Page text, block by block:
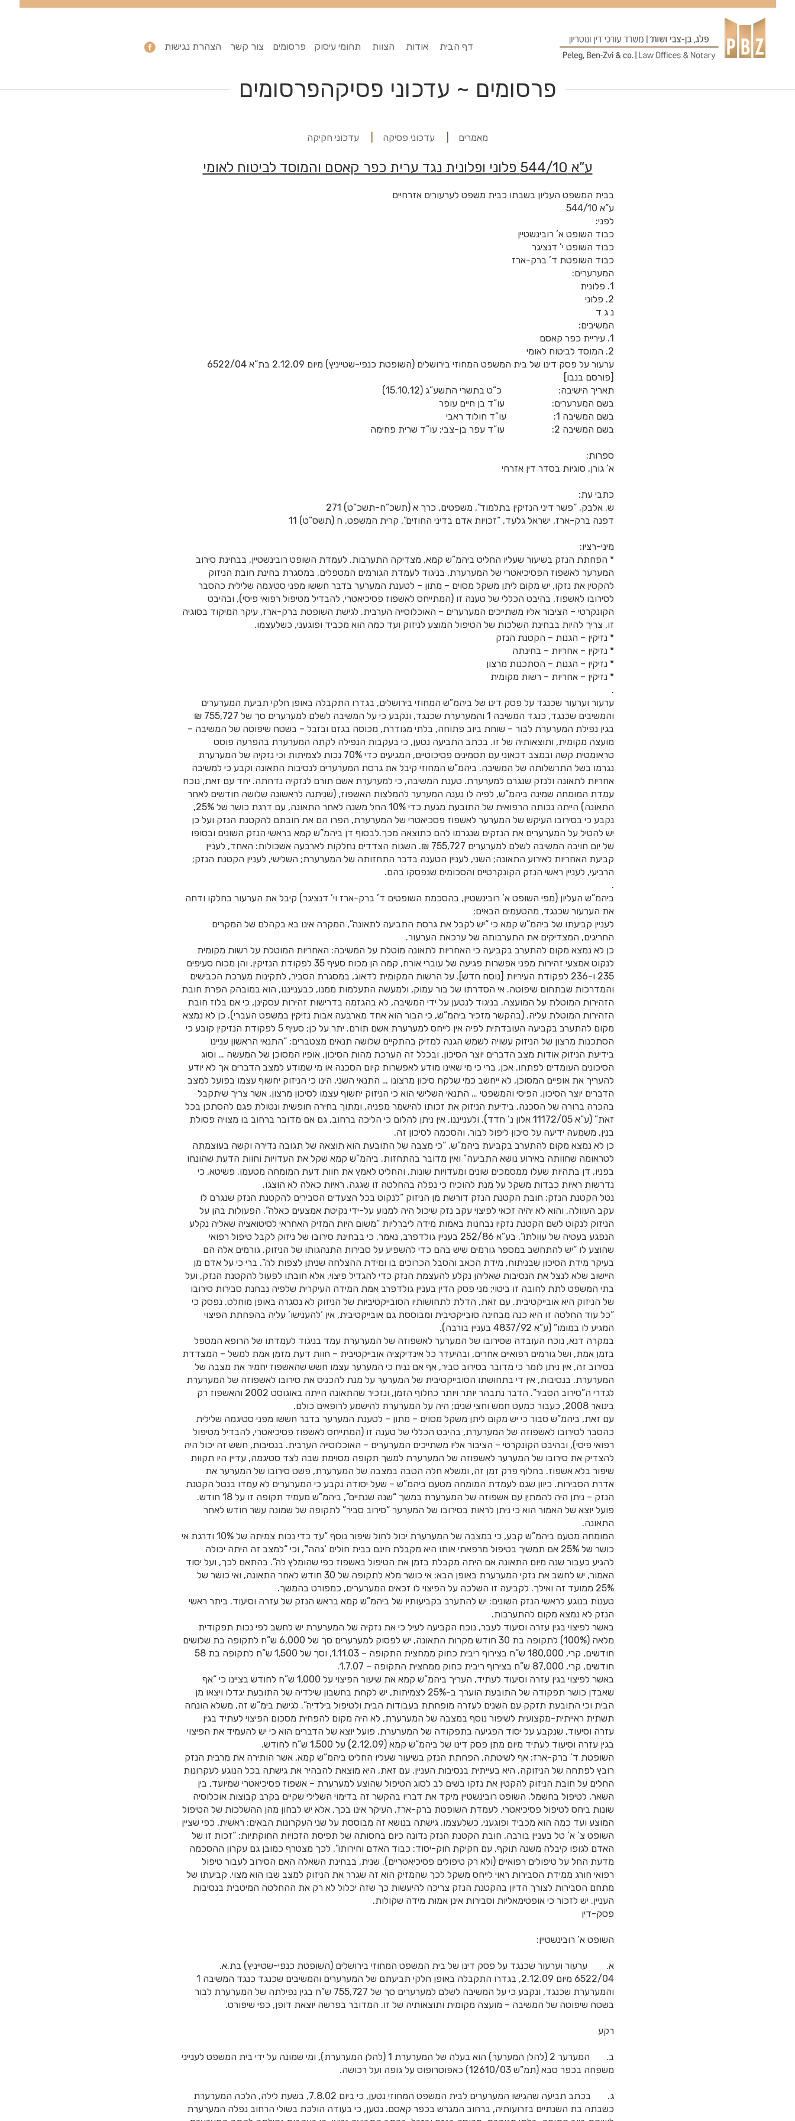
דף הבית אודות הצוות תחומי עיסוק פרסומים צור קשר הצהרת נגישות
פרסומים ~ עדכוני פסיקהפרסומים
מאמרים עדכוני פסיקה עדכוני חקיקה
ע”א 544/10 פלוני ופלונית נגד ערית כפר קאסם והמוסד לביטוח לאומי
בבית המשפט העליון בשבתו כבית משפט לערעורים אזרחיים
ע”א 544/10
לפני:
כבוד השופט א’ רובינשטיין
כבוד השופט י’ דנציגר
כבוד השופטת ד’ ברק-ארז
המערערים:
1. פלונית
2. פלוני
נ ג ד
המשיבים:
1. עיריית כפר קאסם
2. המוסד לביטוח לאומי
ערעור על פסק דינו של בית המשפט המחוזי בירושלים (השופטת כנפי-שטייניץ) מיום 2.12.09 בת”א 6522/04
[פורסם בנבו]
תאריך הישיבה: כ”ט בתשרי התשע”ג (15.10.12)
בשם המערערים: עו”ד בן חיים עופר
בשם המשיבה 1: עו”ד חולוד ראבי
בשם המשיבה 2: עו”ד עפר בן-צבי; עו”ד שרית פחימה
ספרות:
א’ גורן, סוגיות בסדר דין אזרחי
כתבי עת:
ש. אלבק, “פשר דיני הנזיקין בתלמוד”, משפטים, כרך א (תשכ”ח-תשכ”ט) 271
דפנה ברק-ארז, ישראל גלעד, “זכויות אדם בדיני החוזים”, קרית המשפט, ח (תשס”ט) 11
מיני-רציו:
* הפחתת הנזק בשיעור שעליו החליט ביהמ”ש קמא, מצדיקה התערבות. לעמדת השופט רובינשטיין, בבחינת סירוב
המערער לאשפוז הפסיכיאטרי של המערערת, בניגוד לעמדת הגורמים המטפלים, במסגרת בחינת חובת הניזוק
להקטין את נזקו, יש מקום ליתן משקל מסוים – מתון – לטענת המערער בדבר חששו מפני סטיגמה שלילית כהסבר
לסירובו לאשפוז, בהיבט הכללי של טענה זו (המתייחס לאשפוז פסיכיאטרי, להבדיל מטיפול רפואי פיסי), ובהיבט
הקונקרטי – הציבור אליו משתייכים המערערים – האוכלוסייה הערבית. לגישת השופטת ברק-ארז, עיקר המיקוד בסוגיה
זו, צריך להיות בבחינת השלכות של הטיפול המוצע לניזוק ועד כמה הוא מכביד ופוגעני, כשלעצמו.
* נזיקין – הגנות – הקטנת הנזק
* נזיקין – אחריות – בחינתה
* נזיקין – הגנות – הסתכנות מרצון
* נזיקין – אחריות – רשות מקומית
.
ערעור וערעור שכנגד על פסק דינו של ביהמ”ש המחוזי בירושלים, בגדרו התקבלה באופן חלקי תביעת המערערים
והמשיבים שכנגד, כנגד המשיבה 1 והמערערת שכנגד, ונקבע כי על המשיבה לשלם למערערים סך של 755,727 ₪
בגין נפילת המערערת לבור – שוחת ביוב פתוחה, בלתי מגודרת, מכוסה בגזם ובזבל – בשטח שיפוטה של המשיבה –
מועצה מקומית, ותוצאותיה של זו. בכתב התביעה נטען, כי בעקבות הנפילה לקתה המערערת בהפרעה פוסט
טראומטית קשה ובמצב דכאוני עם תסמינים פסיכוטיים, המגיעים כדי 70% נכות לצמיתות וכי נזקיה של המערערת
נגרמו בשל התרשלותה של המשיבה. ביהמ”ש המחוזי קיבל את גרסת המערערים לנסיבות התאונה וקבע כי למשיבה
אחריות לתאונה ולנזק שנגרם למערערת. טענת המשיבה, כי למערערת אשם תורם לנזקיה נדחתה. יחד עם זאת, נוכח
עמדת המומחה שמינה ביהמ”ש, לפיה לו נענה המערער להמלצות האשפוז, (שניתנה לראשונה שלושה חודשים לאחר
התאונה) הייתה נכותה הרפואית של התובעת מגעת כדי 10% החל משנה לאחר התאונה, עם דרגת כושר של 25%,
נקבע כי בסירובו העיקש של המערער לאשפוז פסכיאטרי של המערערת, הפרו הם את חובתם להקטנת הנזק ועל כן
יש להטיל על המערערים את הנזקים שנגרמו להם כתוצאה מכך.לבסוף דן ביהמ”ש קמא בראשי הנזק השונים ובסופו
של יום חויבה המשיבה לשלם למערערים 755,727 ₪. השגות הצדדים נחלקות לארבעה אשכולות: האחד, לעניין
קביעת האחריות לאירוע התאונה; השני, לעניין הטענה בדבר התחזותה של המערערת; השלישי, לעניין הקטנת הנזק;
הרביעי, לעניין ראשי הנזק הקונקרטיים והסכומים שנפסקו בהם.
.
ביהמ”ש העליון (מפי השופט א’ רובינשטיין, בהסכמת השופטים ד’ ברק-ארז וי’ דנציגר) קיבל את הערעור בחלקו ודחה
את הערעור שכנגד, מהטעמים הבאים:
לעניין קביעתו של ביהמ”ש קמא כי “יש לקבל את גרסת התביעה לתאונה”, המקרה אינו בא בקהלם של המקרים
החריגים, המצדיקים את התערבותה של ערכאת הערעור.
כן לא נמצא מקום להתערב בקביעה כי האחריות לתאונה מוטלת על המשיבה: האחריות המוטלת על רשות מקומית
לנקוט אמצעי זהירות מפני אפשרות פגיעה של עוברי אורח, קמה הן מכוח סעיף 35 לפקודת הנזיקין, והן מכוח סעיפים
235 ו-236 לפקודת העיריות [נוסח חדש]. על הרשות המקומית לדאוג, במסגרת הסביר, לתקינות מערכת הכבישים
והמדרכות שבתחום שיפוטה. אי הסדרתו של בור עמוק, ולמעשה התעלמות ממנו, כבענייננו, הוא במובהק הפרת חובת
הזהירות המוטלת על המועצה. בניגוד לנטען על ידי המשיבה, לא בהגזמה בדרישות זהירות עסקינן, כי אם בלוז חובת
הזהירות המוטלת עליה. (בהקשר מזכיר ביהמ”ש, כי הבור הוא אחד מארבעה אבות נזיקין במשפט העברי). כן לא נמצא
מקום להתערב בקביעה העובדתית לפיה אין לייחס למערערת אשם תורם. יתר על כן; סעיף 5 לפקודת הנזיקין קובע כי
הסתכנות מרצון של הניזוק עשויה לשמש הגנה למזיק בהתקיים שלושה תנאים מצטברים: “התנאי הראשון עניינו
בידיעת הניזוק אודות מצב הדברים יוצר הסיכון, ובכלל זה הערכת מהות הסיכון, אופיו המסוכן של המעשה … וסוג
הסיכונים העומדים לפתחו. אכן, ברי כי מי שאינו מודע לאפשרות קיום הסכנה או מי שמודע למצב הדברים אך לא יודע
להעריך את אופיים המסוכן, לא ייחשב כמי שלקח סיכון מרצונו … התנאי השני, הינו כי הניזוק יחשוף עצמו בפועל למצב
הדברים יוצר הסיכון, הפיסי והמשפטי … התנאי השלישי הוא כי הניזוק יחשוף עצמו לסיכון מרצון, אשר צריך שיתקבל
בהכרה ברורה של הסכנה, בידיעת הניזוק את זכותו להישמר מפניה, ומתוך בחירה חופשית ונטולת פגם להסתכן בכל
זאת” (ע”א 11172/05 אלון נ’ חדד). ולענייננו, אין ניתן להלום כי הליכה ברחוב, גם אם מדובר ברחוב בו מצויה פסולת
בנין, משמעה ידיעה על סיכון ליפול לבור, והסכמה לסיכון זה.
כן לא נמצא מקום להתערב בקביעת ביהמ”ש, “כי מצבה של התובעת הוא תוצאה של תגובה נדירה וקשה בעוצמתה
לטראומה שחוותה באירוע נושא התביעה” ואין מדובר בהתחזות. ביהמ”ש קמא שקל את העדויות וחוות הדעת שהונחו
בפניו, דן בתהיות שעלו ממסמכים שונים ומעדויות שונות, והחליט לאמץ את חוות דעת המומחה מטעמו. פשיטא, כי
נדרשות ראיות כבדות משקל על מנת להוכיח כי נפלה בהחלטה זו שגגה. ראיות כאלה לא הוצגו.
נטל הקטנת הנזק: חובת הקטנת הנזק דורשת מן הניזוק “לנקוט בכל הצעדים הסבירים להקטנת הנזק שנגרם לו
עקב העוולה, והוא לא יהיה זכאי לפיצוי עקב נזק שיכול היה למנוע על-ידי נקיטת אמצעים כאלה”. הפעולות בהן על
הניזוק לנקוט לשם הקטנת נזקיו נבחנות באמות מידה ליברליות “משום היות המזיק האחראי לסיטואציה שאליה נקלע
הנפגע בעטיה של עוולתו”. בע”א 252/86 בעניין גולדפרב, נאמר, כי בבחינת סירובו של ניזוק לקבל טיפול רפואי
שהוצע לו “יש להתחשב במספר גורמים שיש בהם כדי להשפיע על סבירות התנהגותו של הניזוק. גורמים אלה הם
בעיקר מידת הסיכון שבניתוח, מידת הכאב והסבל הכרוכים בו ומידת ההצלחה שניתן לצפות לה”. ברי כי על אדם מן
היישוב שלא לנצל את הנסיבות שאליהן נקלע להעצמת הנזק כדי להגדיל פיצוי, אלא חובתו לפעול להקטנת הנזק, ועל
בתי המשפט לתת לחובה זו ביטוי; מני פסק הדין בעניין גולדפרב אמת המידה העיקרית שלפיה נבחנת סבירות סירובו
של הניזוק היא אובייקטיבית. עם זאת, הדלת לתחושותיו הסובייקטיביות של הניזוק לא נסגרה באופן מוחלט. נפסק כי
“כל עוד החלטה זו היא כנה מבחינה סובייקטיבית ומבוססת גם אובייקטיבית, אין ‘להענישו’ עליה בהפחתת הפיצוי
המגיע לו במומו” (ע”א 4837/92 בעניין בורבה).
במקרה דנא, נוכח העובדה שסירובו של המערער לאשפוזה של המערערת עמד בניגוד לעמדתו של הרופא המטפל
בזמן אמת, ושל גורמים רפואיים אחרים, ובהיעדר כל אינדיקציה אובייקטיבית – חוות דעת מזמן אמת למשל – המצדדת
בסירוב זה, אין ניתן לומר כי מדובר בסירוב סביר, אף אם נניח כי המערער עצמו חשש שהאשפוז יחמיר את מצבה של
המערערת. בנסיבות, אין די בתחושתו הסובייקטיבית של המערער על מנת להכניס את סירובו לאשפוזה של המערערת
לגדרי ה”סירוב הסביר”. הדבר נתבהר יותר ויותר כחלוף הזמן, ונזכיר שהתאונה הייתה באוגוסט 2002 והאשפוז רק
בינואר 2008, כעבור כמעט חמש וחצי שנים; היה על המערערת להישמע לרופאים כולם.
עם זאת, ביהמ”ש סבור כי יש מקום ליתן משקל מסוים – מתון – לטענת המערער בדבר חששו מפני סטיגמה שלילית
כהסבר לסירובו לאשפוזה של המערערת, בהיבט הכללי של טענה זו (המתייחס לאשפוז פסיכיאטרי, להבדיל מטיפול
רפואי פיסי), ובהיבט הקונקרטי – הציבור אליו משתייכים המערערים – האוכלוסייה הערבית. בנסיבות, חשש זה יכול היה
להצדיק את סירובו של המערער לאשפוזה של המערערת למשך תקופה מסוימת שבה לצד סטיגמה, עדיין היו תקוות
שיפור בלא אשפוז. בחלוף פרק זמן זה, ומשלא חלה הטבה במצבה של המערערת, פשט סירובו של המערער את
אדרת הסבירות. כיוון שגם לעמדת המומחה מטעם ביהמ”ש – שעל יסודה נקבע כי המערערים לא עמדו בנטל הקטנת
הנזק – ניתן היה להמתין עם אשפוזה של המערערת במשך “שנה שנתיים”, ביהמ”ש מעמיד תקופה זו על 18 חודש.
פועל יוצא של האמור הוא כי ניתן לראות בסירובו של המערער “סירוב סביר” לתקופה של שמונה עשר חודש לאחר
התאונה.
המומחה מטעם ביהמ”ש קבע, כי במצבה של המערערת יכול לחול שיפור נוסף “עד כדי נכות צמיתה של 10% ודרגת אי
כושר של 25% אם תמשיך בטיפול מרפאתי אותו היא מקבלת חינם בבית חולים ‘גהה'”, וכי “למצב זה היתה יכולה
להגיע כעבור שנה מיום התאונה אם היתה מקבלת בזמן את הטיפול באשפוז כפי שהומלץ לה”. בהתאם לכך, ועל יסוד
האמור, יש לחשב את נזקי המערערת באופן הבא: אי כושר מלא לתקופה של 30 חודש לאחר התאונה, ואי כושר של
25% ממועד זה ואילך. לקביעה זו השלכה על הפיצוי לו זכאים המערערים, כמפורט בהמשך.
טענות בנוגע לראשי הנזק השונים: יש להתערב בקביעותיו של ביהמ”ש קמא בראש הנזק של עזרה וסיעוד. ביתר ראשי
הנזק לא נמצא מקום להתערבות.
באשר לפיצוי בגין עזרה וסיעוד לעבר, נוכח הקביעה לעיל כי את נזקיה של המערערת יש לחשב לפי נכות תפקודית
מלאה (100%) לתקופה בת 30 חודש מקרות התאונה, יש לפסוק למערערים סך של 6,000 ש”ח לתקופה בת שלושים
חודשים, קרי, 180,000 ש”ח בצירוף ריבית כחוק ממחצית התקופה – 1.11.03, וסך של 1,500 ש”ח לתקופה בת 58
חודשים, קרי, 87,000 ש”ח בצירוף ריבית כחוק ממחצית התקופה – 1.7.07.
באשר לפיצוי בגין עזרה וסיעוד לעתיד, העריך ביהמ”ש קמא את שיעור הפיצוי על 1,000 ש”ח לחודש בציינו כי “אף
שאבדן כושר תפקודה של התובעת הוערך ב-25% לצמיתות, יש לקחת בחשבון שילדיה של התובעת יגדלו ויצאו מן
הבית וכי התובעת תזקק עם השנים לעזרה מופחתת בעבודות הבית ולטיפול בילדיה”. לגישת בימ”ש זה, משלא הונחה
תשתית ראייתית-מקצועית לשיפור נוסף במצבה של המערערת, לא היה מקום להפחית מסכום הפיצוי לעתיד בגין
עזרה וסיעוד, שנקבע על יסוד הפגיעה בתפקודה של המערערת. פועל יוצא של הדברים הוא כי יש להעמיד את הפיצוי
בגין עזרה וסיעוד לעתיד מיום מתן פסק דינו של ביהמ”ש קמא (2.12.09) על 1,500 ש”ח לחודש.
השופטת ד’ ברק-ארז: אף לשיטתה, הפחתת הנזק בשיעור שעליו החליט ביהמ”ש קמא, אשר הותירה את מרבית הנזק
רובץ לפתחה של הניזוקה, היא בעייתית בנסיבות העניין. עם זאת, היא מוצאת להבהיר את גישתה בכל הנוגע לעקרונות
החלים על חובת הניזוק להקטין את נזקו בשים לב לסוג הטיפול שהוצע למערערת – אשפוז פסיכיאטרי שמיועד, בין
השאר, לטיפול בחשמל. השופט רובינשטיין מיקד את דבריו בהקשר זה בדימוי השלילי שקיים בקרב קבוצות אוכלוסיה
שונות ביחס לטיפול פסיכיאטרי. לעמדת השופטת ברק-ארז, העיקר אינו בכך, אלא יש לבחון מהן ההשלכות של הטיפול
המוצע ועד כמה הוא מכביד ופוגעני, כשלעצמו. גישתה בנושא זה מבוססת על שני העקרונות הבאים: ראשית, כפי שציין
השופט צ’ א’ טל בעניין בורבה, חובת הקטנת הנזק נדונה כיום בחסותה של תפיסת הזכויות החוקתיות: “זכות זו של
האדם לגופו קיבלה משנה תוקף, עם חקיקת חוק-יסוד: כבוד האדם וחירותו”. לכך מצטרף כמובן גם עקרון ההסכמה
מדעת החל על טיפולים רפואיים (ולא רק טיפולים פסיכיאטריים). שנית, בבחינת השאלה האם הסירוב לעבור טיפול
רפואי חורג ממידת הסבירות ראוי לייחס משקל לכך שהמזיק הוא זה שגרר את הניזוק למצב שבו הוא מצוי. קביעתו של
מתחם הסבירות לצורך הדיון בהקטנת הנזק צריכה להיעשות כך שזה יכלול לא רק את ההחלטה המיטבית בנסיבות
העניין. יש לזכור כי אופטימאליות וסבירות אינן אמות מידה שקולות.
פסק-דין
השופט א’ רובינשטיין:
א. ערעור וערעור שכנגד על פסק דינו של בית המשפט המחוזי בירושלים (השופטת כנפי-שטייניץ) בת.א.
6522/04 מיום 2.12.09, בגדרו התקבלה באופן חלקי תביעתם של המערערים והמשיבים שכנגד כנגד המשיבה 1
והמערערת שכנגד, ונקבע כי על המשיבה לשלם למערערים סך של 755,727 ש”ח בגין נפילתה של המערערת לבור
בשטח שיפוטה של המשיבה – מועצה מקומית ותוצאותיה של זו. המדובר בפרשה יוצאת דופן, כפי שיפורט.
רקע
ב. המערער 2 (להלן המערער) הוא בעלה של המערערת 1 (להלן המערערת), ומי שמונה על ידי בית המשפט לענייני
משפחה בכפר סבא (תמ”ש 12610/03) כאפוטרופוס על גופה ועל רכושה.
ג. בכתב תביעה שהגישו המערערים לבית המשפט המחוזי נטען, כי ביום 7.8.02, בשעת לילה, הלכה המערערת
כשבתה בת השנתיים בזרועותיה, ברחוב המגרש בכפר קאסם. נטען, כי בעודה הולכת בשולי הרחוב נפלה המערערת